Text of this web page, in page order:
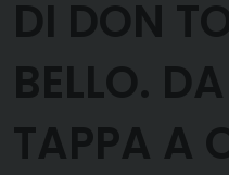
DI DON
BELLO.
TAPPA A